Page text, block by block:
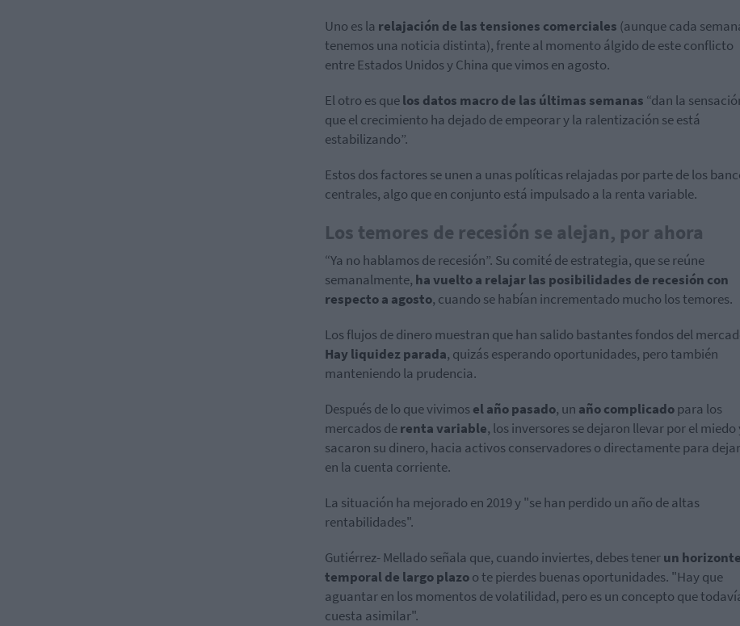
Uno es la relajación de las tensiones comerciales (aunque cada
tenemos una noticia distinta), frente al momento álgido de este conflicto
entre Estados Unidos y China que vimos en agosto.
El otro es quelos datos macro de las últimas semanas “dan la
que el crecimiento ha dejado de empeorar y la ralentización se está
estabilizando”.
Estos dos factores se unen a unas políticas relajadas por parte de los
centrales, algo que en conjunto está impulsado a la renta variable.
Los temores de recesión se alejan, por ahora
“Ya no hablamos de recesión”. Su comité de estrategia, que se reúne
semanalmente, ha vuelto a relajar las posibilidades de recesión con
respecto a agosto, cuando se habían incrementado mucho los temores.
Los flujos de dinero muestran que han salido bastantes fondos del
Hay liquidez parada, quizás esperando oportunidades, pero también
manteniendo la prudencia.
Después de lo que vivimosel año pasado, un año complicadopara los
mercados derenta variable, los inversores se dejaron llevar por el miedo
sacaron su dinero, hacia activos conservadores o directamente para
en la cuenta corriente.
La situación ha mejorado en 2019 y "se han perdido un año de altas
rentabilidades".
Gutiérrez- Mellado señala que, cuando inviertes, debes tenerun horizonte
temporal de largo plazoo te pierdes buenas oportunidades. "Hay que
aguantar en los momentos de volatilidad, pero es un concepto que
cuesta asimilar".